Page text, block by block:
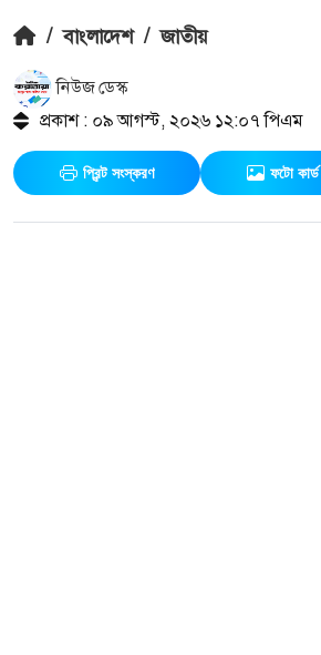
/ বাংলাদেশ / জাতীয়
নিউজ ডেস্ক
প্রকাশ : ০৯ আগস্ট, ২০২৬ ১২:০৭ পিএম
প্রিন্ট সংস্করণ ফটো কার্ড